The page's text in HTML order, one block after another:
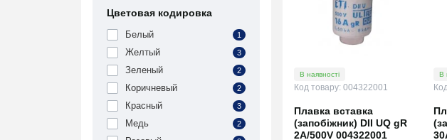
Цветовая кодировка
Белый 1
Желтый 3
Зеленый 2
Коричневый 2
Красный 3
Медь 2
В наявності
Код товару: 004322001
Плавка вставка
(запобіжник) DII UQ gR
2A/500V 004322001
В